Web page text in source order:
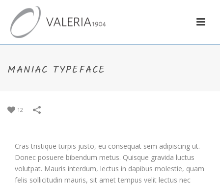
MANIAC TYPEFACE
12
Cras tristique turpis justo, eu consequat sem adipiscing ut.
Donec posuere bibendum metus. Quisque gravida luctus
volutpat. Mauris interdum, lectus in dapibus molestie, quam
felis sollicitudin mauris, sit amet tempus velit lectus nec